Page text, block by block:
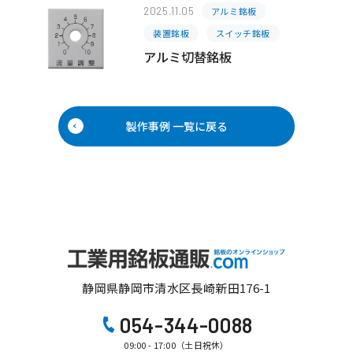
2025.11.05
アルミ銘板
装置銘板
スイッチ銘板
アルミ切替銘板
製作事例 一覧に戻る
静岡県静岡市清水区長崎新田176-1
054-344-0088
09:00 - 17:00（土日祝休）